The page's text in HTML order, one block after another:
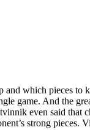
which pieces to
game. And the
even said that
strong pieces.